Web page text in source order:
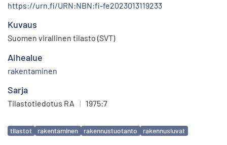
https://urn.fi/URN:NBN:fi-fe2023013119233
Kuvaus
Suomen virallinen tilasto (SVT)
Aihealue
rakentaminen
Sarja
Tilastotiedotus RA | 1975:7
Avainsanat
tilastot rakentaminen rakennustuotanto rakennusluvat